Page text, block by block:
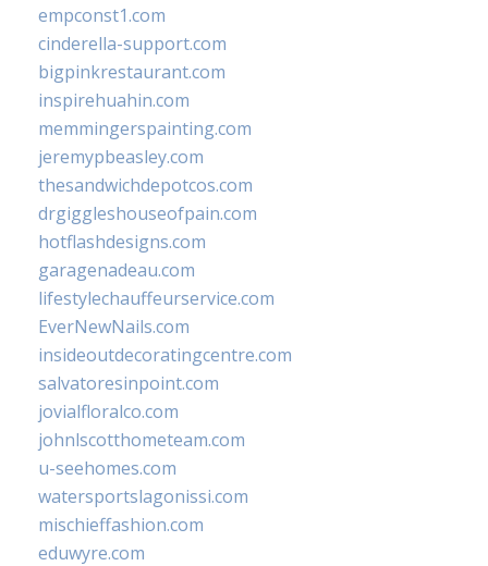
empconst1.com
cinderella-support.com
bigpinkrestaurant.com
inspirehuahin.com
memmingerspainting.com
jeremypbeasley.com
thesandwichdepotcos.com
drgiggleshouseofpain.com
hotflashdesigns.com
garagenadeau.com
lifestylechauffeurservice.com
EverNewNails.com
insideoutdecoratingcentre.com
salvatoresinpoint.com
jovialfloralco.com
johnlscotthometeam.com
u-seehomes.com
watersportslagonissi.com
mischieffashion.com
eduwyre.com